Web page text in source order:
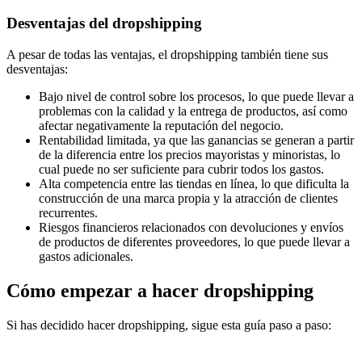
Desventajas del dropshipping
A pesar de todas las ventajas, el dropshipping también tiene sus
desventajas:
Bajo nivel de control sobre los procesos, lo que puede llevar a
problemas con la calidad y la entrega de productos, así como
afectar negativamente la reputación del negocio.
Rentabilidad limitada, ya que las ganancias se generan a partir
de la diferencia entre los precios mayoristas y minoristas, lo
cual puede no ser suficiente para cubrir todos los gastos.
Alta competencia entre las tiendas en línea, lo que dificulta la
construcción de una marca propia y la atracción de clientes
recurrentes.
Riesgos financieros relacionados con devoluciones y envíos
de productos de diferentes proveedores, lo que puede llevar a
gastos adicionales.
Cómo empezar a hacer dropshipping
Si has decidido hacer dropshipping, sigue esta guía paso a paso: